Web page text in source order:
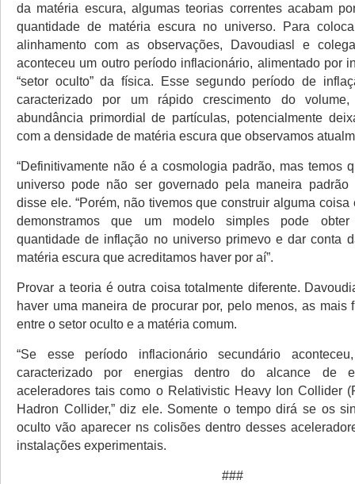
da matéria escura, algumas teorias correntes acabam
quantidade de matéria escura no universo. Para
alinhamento com as observações, Davoudiasl e
aconteceu um outro período inflacionário, alimentado por
“setor oculto” da física. Esse segundo período de
caracterizado por um rápido crescimento do
abundância primordial de partículas, potencialmente
com a densidade de matéria escura que observamos
“Definitivamente não é a cosmologia padrão, mas temos
universo pode não ser governado pela maneira padrão
disse ele. “Porém, não tivemos que construir alguma
demonstramos que um modelo simples pode
quantidade de inflação no universo primevo e dar conta
matéria escura que acreditamos haver por aí”.
Provar a teoria é outra coisa totalmente diferente.
haver uma maneira de procurar por, pelo menos, as mais
entre o setor oculto e a matéria comum.
“Se esse período inflacionário secundário
caracterizado por energias dentro do alcance de
aceleradores tais como o Relativistic Heavy Ion Collider
Hadron Collider,” diz ele. Somente o tempo dirá se os
oculto vão aparecer ns colisões dentro desses
instalações experimentais.
###